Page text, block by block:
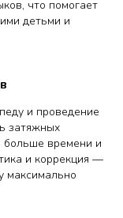
что помогает
детьми и
и проведение
затяжных
больше времени и
и коррекция —
максимально